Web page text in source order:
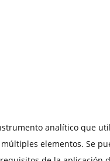
analítico que
elementos. Se